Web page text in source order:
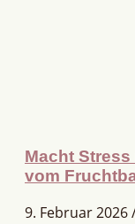
Macht
vom
9. Februar 2026